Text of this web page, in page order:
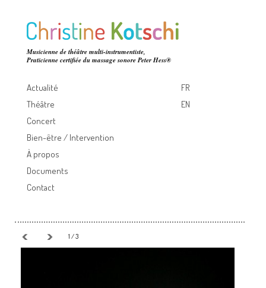
Musicienne de théâtre multi-instrumentiste,
Praticienne certifiée du massage sonore Peter Hess®
Actualité
Théâtre
Concert
Bien-être / Intervention
À propos
Documents
Contact
FR
EN
1 / 3